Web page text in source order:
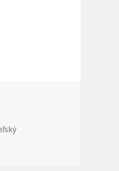
číslach.